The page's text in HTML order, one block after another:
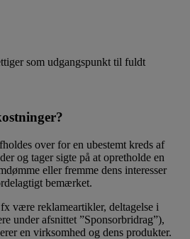
som udgangspunkt til fuldt
over for en ubestemt kreds af
og tager sigte på at opretholde en
eller fremme dens interesser
bemærket.
være reklameartikler, deltagelse i
under afsnittet ”Sponsorbridrag”),
en virksomhed og dens produkter.